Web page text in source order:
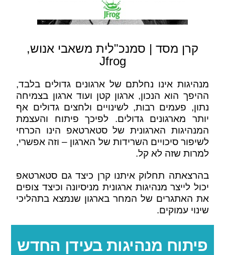
קרן מסד | סמנכ"לית משאבי אנוש,
Jfrog
מנהיגות אינו נחלתם של ארגונים גדולים בלבד,
ההיפך הוא הנכון, ארגון קטן ועוד ארגון בצמיחה
נתון, פעמים רבות, לשינויים ולחצים גדולים אף
יותר מארגונים גדולים. לפיכך פיתוח והעצמת
המנהיגות הארגונית של סטארטאפ הינו הכרחי
לשיפור סיכויים השרידות של הארגון – וזה אפשרי,
למרות שזה לא קל.
בהרצאתה תחלוק איתנו קרן כיצד גם סטארטאפ
יכול לייצר מנהיגות ארגונית מניסיונה וכיצד צופים
את האתגרים של המחר בארגון שנמצא בתהליכי
שינוי עמוקים.
פיתוח מנהיגות בעידן החדש